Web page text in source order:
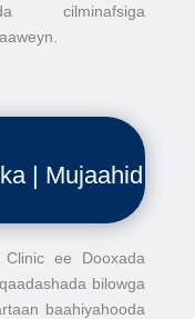
cilminafsiga
| Mujaahid
ee Dooxada
bilowga
baahiyahooda